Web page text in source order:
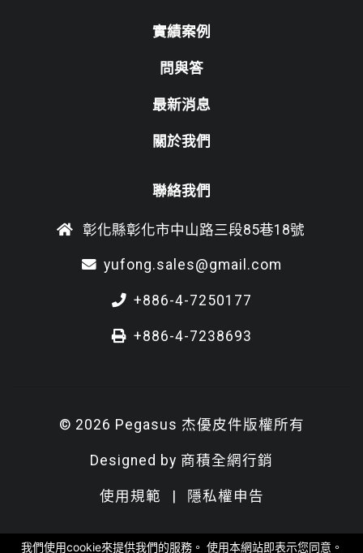
實績案例
問與答
最新消息
關於我們
聯絡我們
彰化縣彰化市中山路三段85巷18號
yufong.sales@gmail.com
+886-4-7250177
+886-4-7238693
© 2026 Pegasus 杰優皮件版權所有
Designed by 商積全網行銷
使用規範 | 隱私權申告
我們使用cookie來提供我們的服務。 使用本網站即表示您同意。